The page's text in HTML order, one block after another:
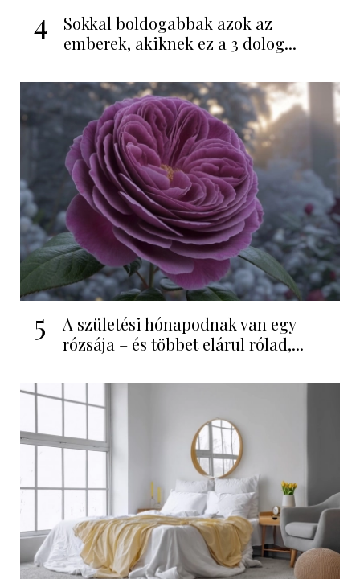
4
Sokkal boldogabbak azok az
emberek, akiknek ez a 3 dolog...
5
A születési hónapodnak van egy
rózsája – és többet elárul rólad,...